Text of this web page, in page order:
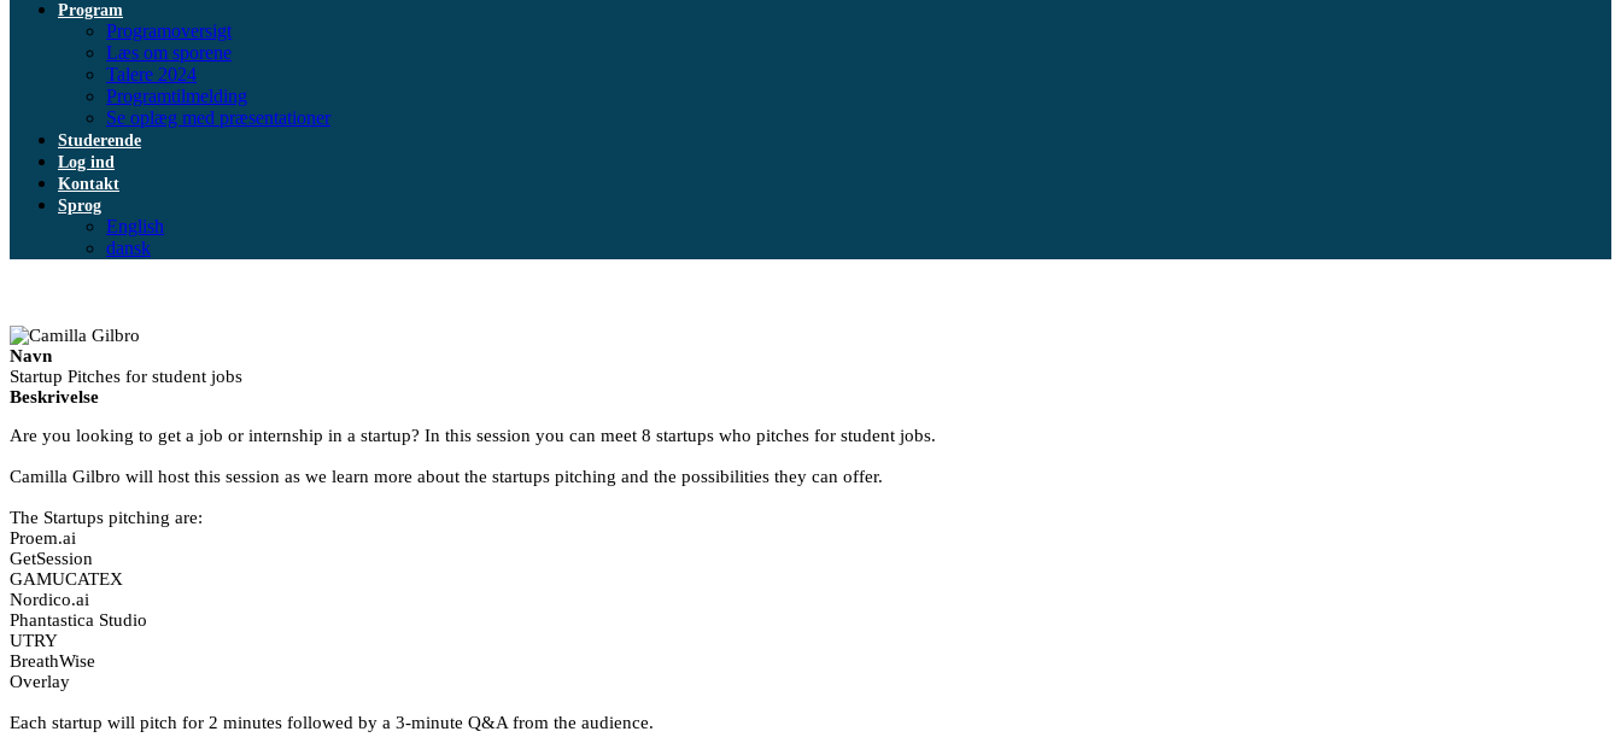
Program
Programoversigt
Læs om sporene
Talere 2024
Programtilmelding
Se oplæg med præsentationer
Studerende
Log ind
Kontakt
Sprog
English
dansk
Navn
Startup Pitches for student jobs
Beskrivelse
Are you looking to get a job or internship in a startup? In this session you can meet 8 startups who pitches for student jobs.
Camilla Gilbro will host this session as we learn more about the startups pitching and the possibilities they can offer.
The Startups pitching are:
Proem.ai
GetSession
GAMUCATEX
Nordico.ai
Phantastica Studio
UTRY
BreathWise
Overlay
Each startup will pitch for 2 minutes followed by a 3-minute Q&A from the audience.